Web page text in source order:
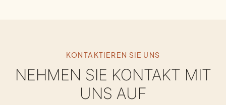
KONTAKTIEREN SIE UNS
NEHMEN SIE KONTAKT MIT
UNS AUF